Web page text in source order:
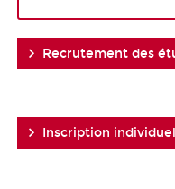
Recrutement des
Inscription